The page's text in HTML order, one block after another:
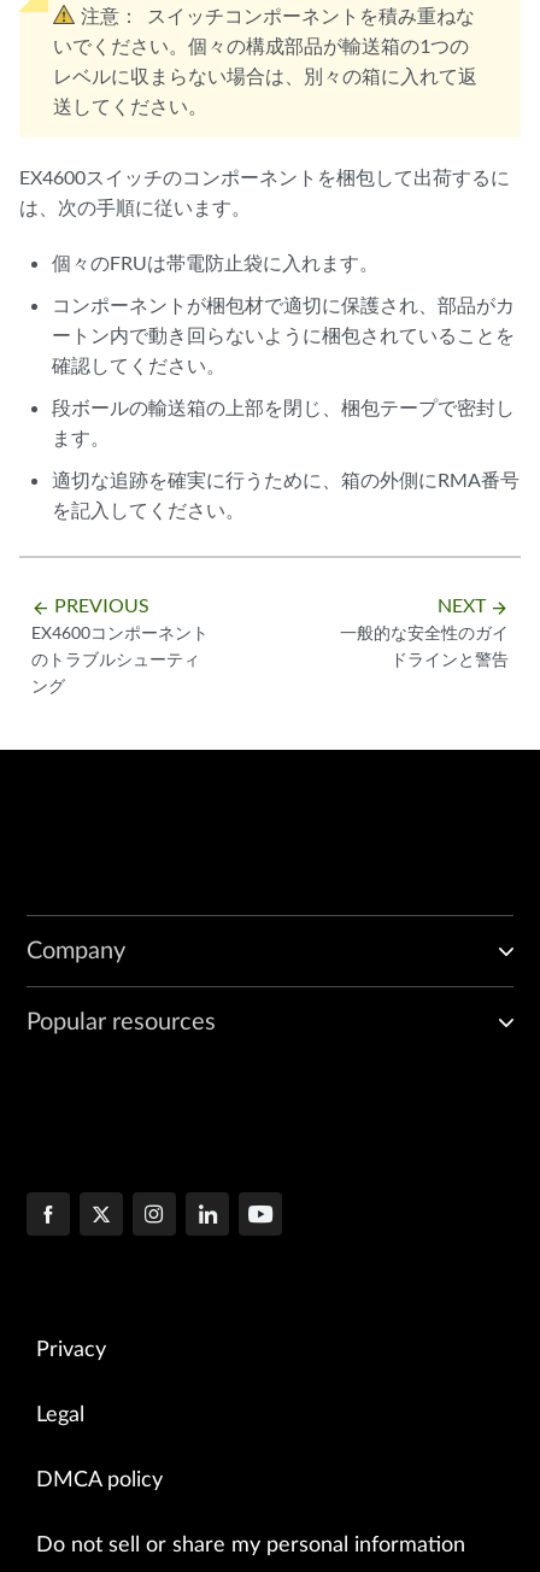
注意：
スイッチコンポーネントを積み重ねな
いでください。個々の構成部品が輸送箱の1つの
レベルに収まらない場合は、別々の箱に入れて返
送してください。
EX4600スイッチのコンポーネントを梱包して出荷するに
は、次の手順に従います。
個々のFRUは帯電防止袋に入れます。
コンポーネントが梱包材で適切に保護され、部品がカ
ートン内で動き回らないように梱包されていることを
確認してください。
段ボールの輸送箱の上部を閉じ、梱包テープで密封し
ます。
適切な追跡を確実に行うために、箱の外側にRMA番号
を記入してください。
arrow_backward PREVIOUS
EX4600コンポーネント
のトラブルシューティ
ング
NEXT arrow_forward
一般的な安全性のガイ
ドラインと警告
Company
Popular resources
Privacy
Legal
DMCA policy
Do not sell or share my personal information